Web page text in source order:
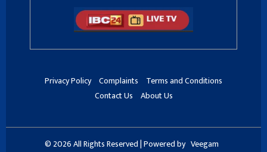
Privacy Policy Complaints
Terms and Conditions
Contact Us
About Us
© 2026 All Rights Reserved | Powered by Veegam